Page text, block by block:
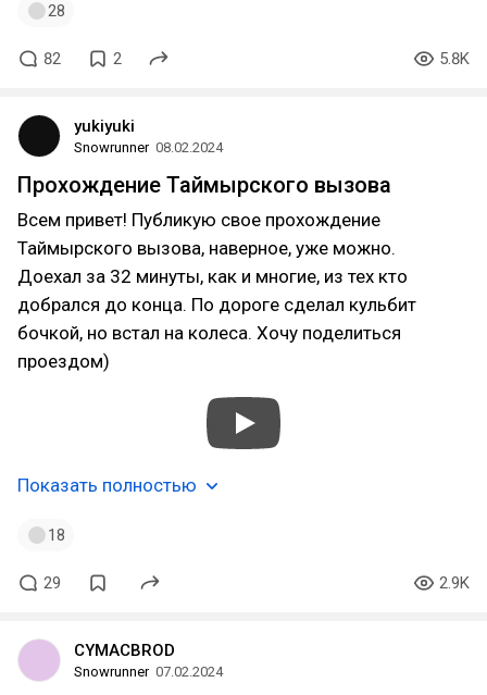
28
82 2 5.8K
yukiyuki
Snowrunner 08.02.2024
Прохождение Таймырского вызова
Всем привет! Публикую свое прохождение
Таймырского вызова, наверное, уже можно.
Доехал за 32 минуты, как и многие, из тех кто
добрался до конца. По дороге сделал кульбит
бочкой, но встал на колеса. Хочу поделиться
проездом)
Показать полностью
18
29 2.9K
CYMACBROD
Snowrunner 07.02.2024